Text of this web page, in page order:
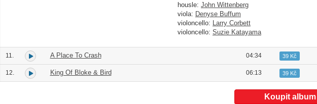
housle: John Wittenberg
viola: Denyse Buffum
violoncello:
Larry Corbett
violoncello: Suzie Katayama
11. A Place To Crash 04:34 39 Kč
12. King Of Bloke & Bird 06:13 39 Kč
Koupit album